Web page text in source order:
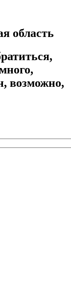
область
возможно,